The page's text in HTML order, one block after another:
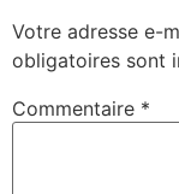
Votre adresse e-
obligatoires sont
Commentaire *